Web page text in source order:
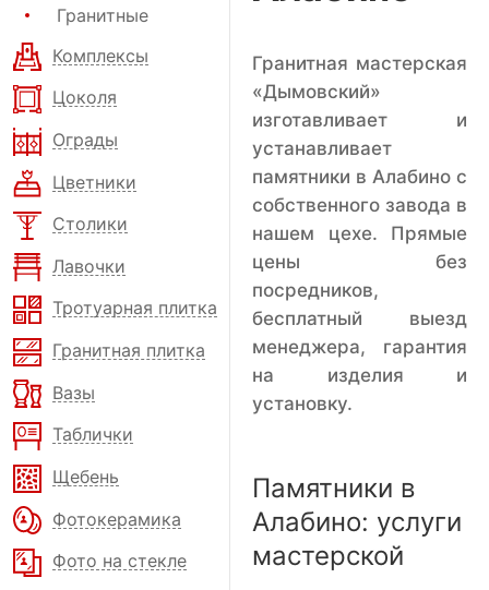
Гранитные
Комплексы
Цоколя
Ограды
Цветники
Столики
Лавочки
Тротуарная плитка
Гранитная плитка
Вазы
Таблички
Щебень
Фотокерамика
Фото на стекле
Гранитная мастерская
«Дымовский»
изготавливает и
устанавливает
памятники в Алабино с
собственного завода в
нашем цехе. Прямые
цены без
посредников,
бесплатный выезд
менеджера, гарантия
на изделия и
установку.
Памятники в
Алабино: услуги
мастерской